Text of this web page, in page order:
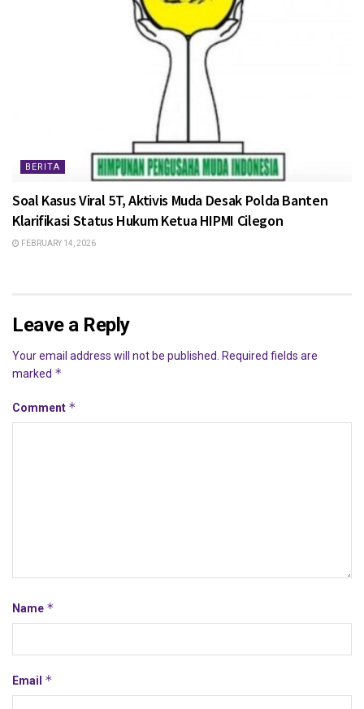
BERITA
Soal Kasus Viral 5T, Aktivis Muda Desak Polda Banten
Klarifikasi Status Hukum Ketua HIPMI Cilegon
FEBRUARY 14, 2026
Leave a Reply
Your email address will not be published. Required fields are
marked *
Comment *
Name *
Email *